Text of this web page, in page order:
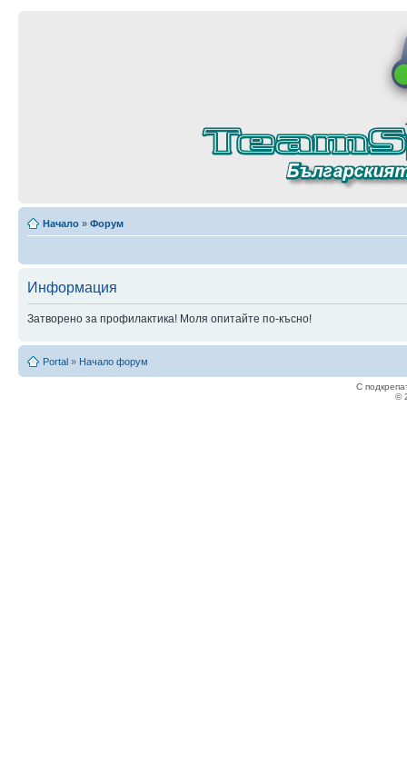
Начало » Форум
Информация
Затворено за профилактика! Моля опитайте по-късно!
Portal » Начало форум
С
©